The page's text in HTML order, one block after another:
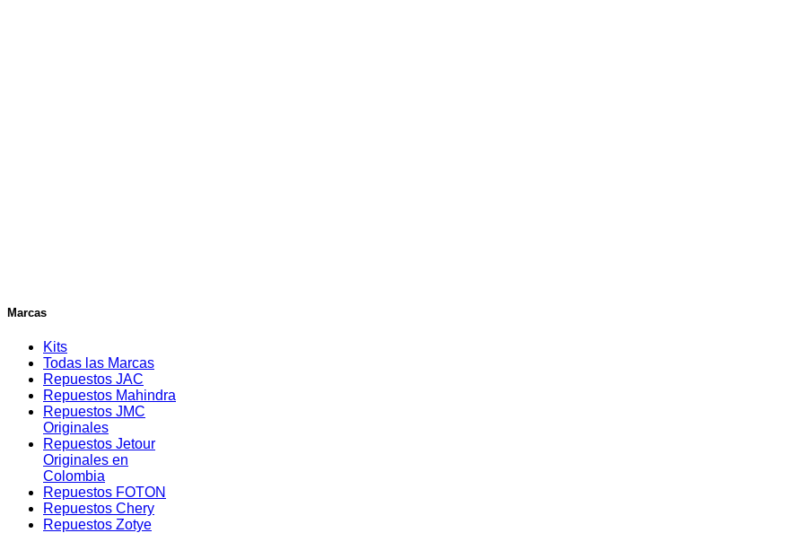
Marcas
Kits
Todas las Marcas
Repuestos JAC
Repuestos Mahindra
Repuestos JMC
Originales
Repuestos Jetour
Originales en
Colombia
Repuestos FOTON
Repuestos Chery
Repuestos Zotye